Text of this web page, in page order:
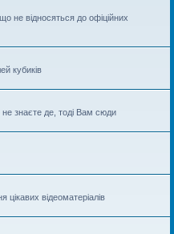
не відносяться до офіційних
кубиків
знаєте де, тоді Вам сюди
цікавих відеоматеріалів